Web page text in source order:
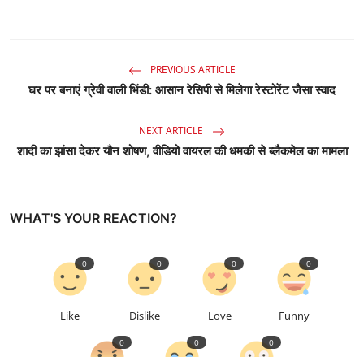
PREVIOUS ARTICLE
घर पर बनाएं ग्रेवी वाली भिंडी: आसान रेसिपी से मिलेगा रेस्टोरेंट जैसा स्वाद
NEXT ARTICLE
शादी का झांसा देकर यौन शोषण, वीडियो वायरल की धमकी से ब्लैकमेल का मामला
WHAT'S YOUR REACTION?
Like
0
Dislike
0
Love
0
Funny
0
0 0 0